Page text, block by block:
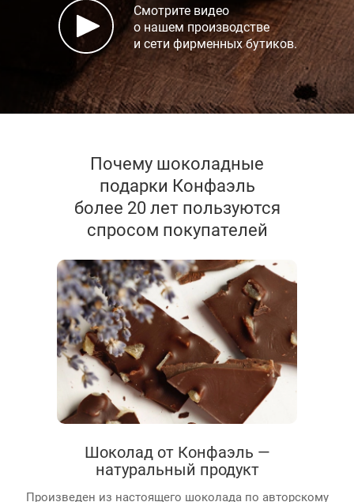
Смотрите видео
о нашем производстве
и сети фирменных бутиков.
Почему шоколадные
подарки Конфаэль
более 20 лет пользуются
спросом покупателей
Шоколад от Конфаэль —
натуральный продукт
Произведен из настоящего шоколада по авторскому